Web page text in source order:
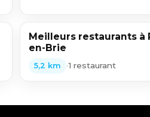
Meilleurs restaurants à
en-Brie
5,2 km •1 restaurant